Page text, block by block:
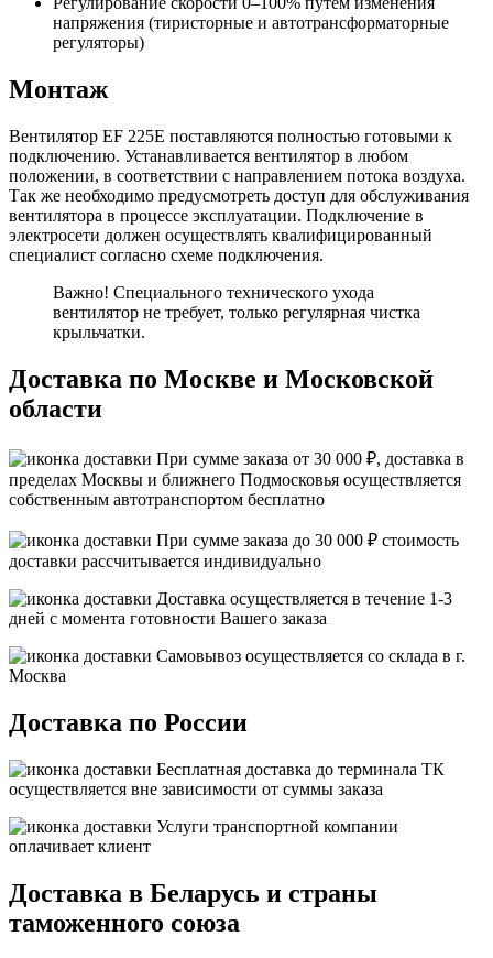
напряжения (тиристорные и автотрансформаторные
регуляторы)
Монтаж
Вентилятор EF 225E поставляются полностью готовыми к
подключению. Устанавливается вентилятор в любом
положении, в соответствии с направлением потока воздуха.
Так же необходимо предусмотреть доступ для обслуживания
вентилятора в процессе эксплуатации. Подключение в
электросети должен осуществлять квалифицированный
специалист согласно схеме подключения.
Важно! Специального технического ухода
вентилятор не требует, только регулярная чистка
крыльчатки.
Доставка по Москве и Московской
области
При сумме заказа от 30 000 ₽, доставка в
пределах Москвы и ближнего Подмосковья осуществляется
собственным автотранспортом бесплатно
При сумме заказа до 30 000 ₽ стоимость
доставки рассчитывается индивидуально
Доставка осуществляется в течение 1-3
дней с момента готовности Вашего заказа
Самовывоз осуществляется со склада в г.
Москва
Доставка по России
Бесплатная доставка до терминала ТК
осуществляется вне зависимости от суммы заказа
Услуги транспортной компании
оплачивает клиент
Доставка в Беларусь и страны
таможенного союза